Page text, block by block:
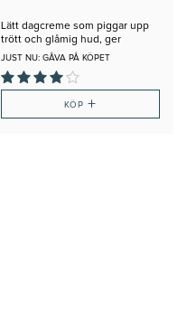
Lätt dagcreme som piggar upp
trött och glåmig hud, ger
strålande lyster och glow
JUST NU: GÅVA PÅ KÖPET
KÖP +